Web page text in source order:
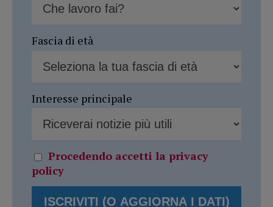
Fascia di età
Interesse principale
Procedendo accetti la privacy
policy